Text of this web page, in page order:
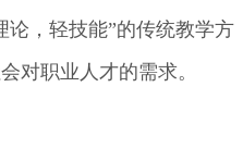
论，轻技能”的传统教学方
对职业人才的需求。